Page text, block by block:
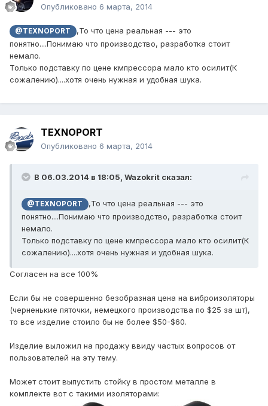
Опубликовано 6 марта, 2014
@TEXNOPORT
,То что цена реальная --- это
понятно....Понимаю что производство, разработка стоит
немало.
Только подставку по цене кмпрессора мало кто осилит(К
сожалению)....хотя очень нужная и удобная шука.
TEXNOPORT
Опубликовано 6 марта, 2014
В 06.03.2014 в 18:05, Wazokrit сказал:
@TEXNOPORT
,То что цена реальная --- это
понятно....Понимаю что производство, разработка стоит
немало.
Только подставку по цене кмпрессора мало кто осилит(К
сожалению)....хотя очень нужная и удобная шука.
Согласен на все 100%
Если бы не совершенно безобразная цена на виброизоляторы
(черненькие пяточки, немецкого производства по $25 за шт),
то все изделие стоило бы не более $50-$60.
Изделие выложил на продажу ввиду частых вопросов от
пользователей на эту тему.
Может стоит выпустить стойку в простом металле в
комплекте вот с такими изоляторами: